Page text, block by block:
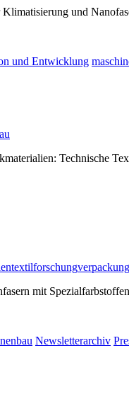
und
und Entwicklung
Technische
textilforschungverpackung
mit
Newsletterarchiv